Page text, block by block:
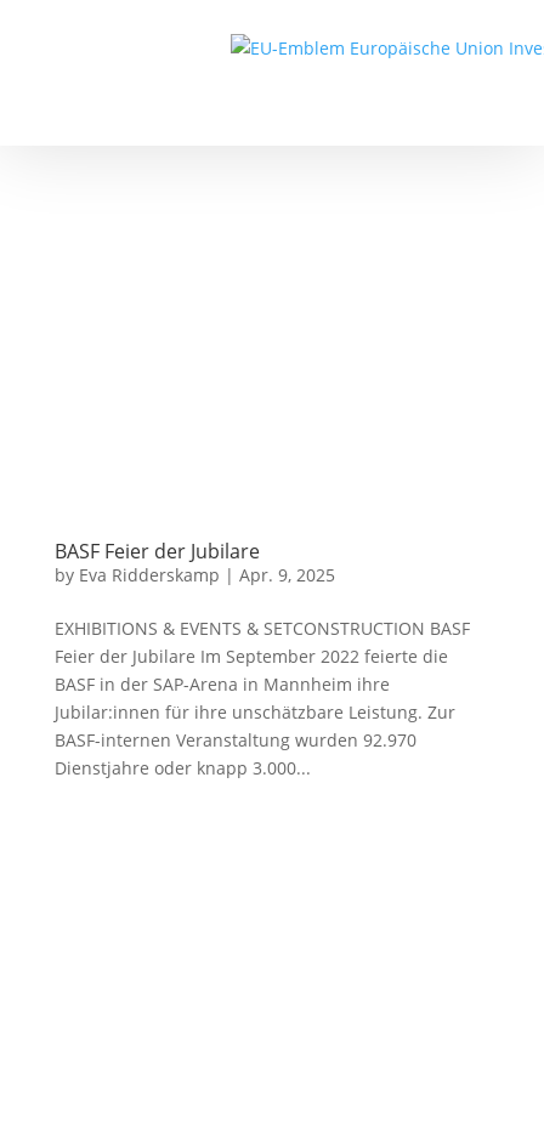
BASF Feier der Jubilare
by Eva Ridderskamp | Apr. 9, 2025
EXHIBITIONS & EVENTS & SETCONSTRUCTION BASF
Feier der Jubilare Im September 2022 feierte die
BASF in der SAP-Arena in Mannheim ihre
Jubilar:innen für ihre unschätzbare Leistung. Zur
BASF-internen Veranstaltung wurden 92.970
Dienstjahre oder knapp 3.000...